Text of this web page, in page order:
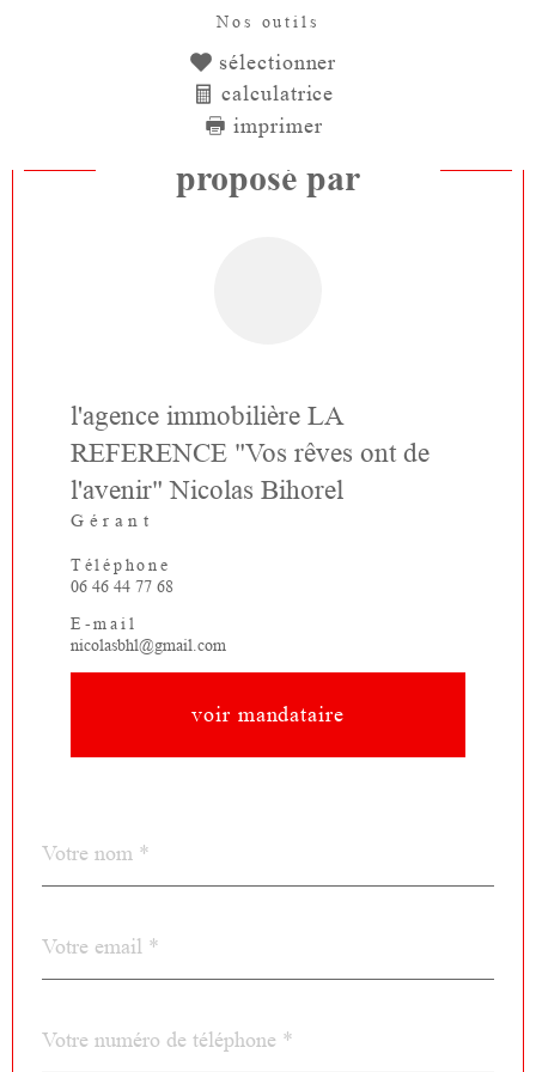
Nos outils
sélectionner
calculatrice
imprimer
Ce bien vous est
proposé par
l'agence immobilière LA
REFERENCE "Vos rêves ont de
l'avenir" Nicolas Bihorel
Gérant
Téléphone
06 46 44 77 68
E-mail
nicolasbhl@gmail.com
voir mandataire
par
*
*
*